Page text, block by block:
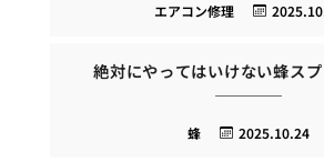
エアコン修理
絶対にやってはいけない蜂ス
2025.10.24
蜂